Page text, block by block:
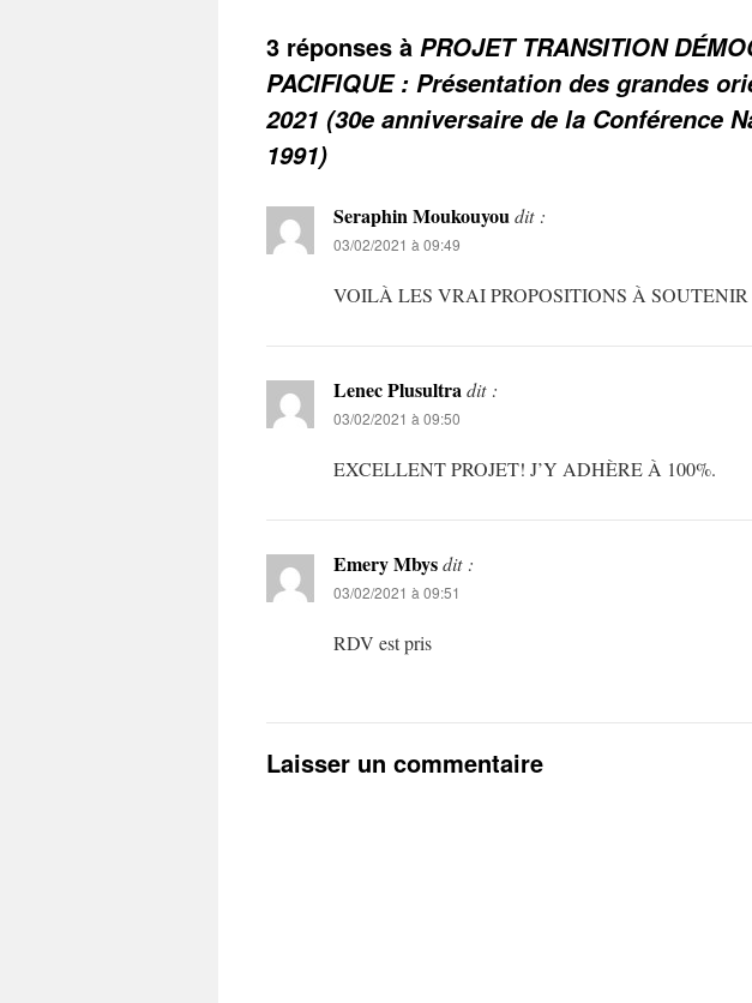
3 réponses à PROJET TRANSITION
PACIFIQUE : Présentation des grandes
2021 (30e anniversaire de la Conférence
1991)
Seraphin Moukouyoudit :
03/02/2021 à 09:49
VOILÀ LES VRAI PROPOSITIONS À SOUTENIR
Lenec Plusultradit :
03/02/2021 à 09:50
EXCELLENT PROJET! J’Y ADHÈRE À 100%.
Emery Mbysdit :
03/02/2021 à 09:51
RDV est pris
Laisser un commentaire